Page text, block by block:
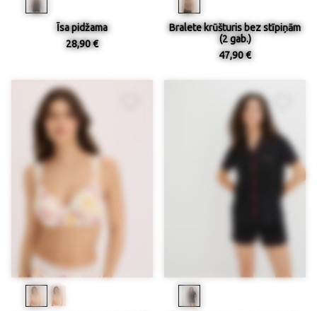
Īsa pidžama
28,90 €
Bralete krūšturis bez stīpiņām
(2 gab.)
47,90 €